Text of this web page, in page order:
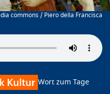
commons / Piero della Francisca
Wort zum Tage